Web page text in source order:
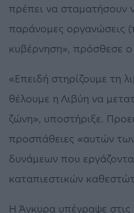
πρέπει να σταματήσουν
παράνομες οργανώσεις
κυβέρνηση», πρόσθεσε ο
«Επειδή στηρίζουμε τη
θέλουμε η Λιβύη να
ζώνη», υποστήριξε.
προσπάθειες «αυτών
δυνάμεων που
καταπιεστικών
Η Άγκυρα υπέγραψε